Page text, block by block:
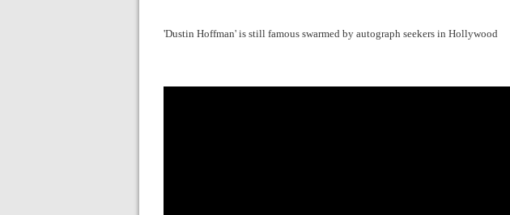
'Dustin Hoffman' is still famous swarmed by autograph seekers in Hollywood